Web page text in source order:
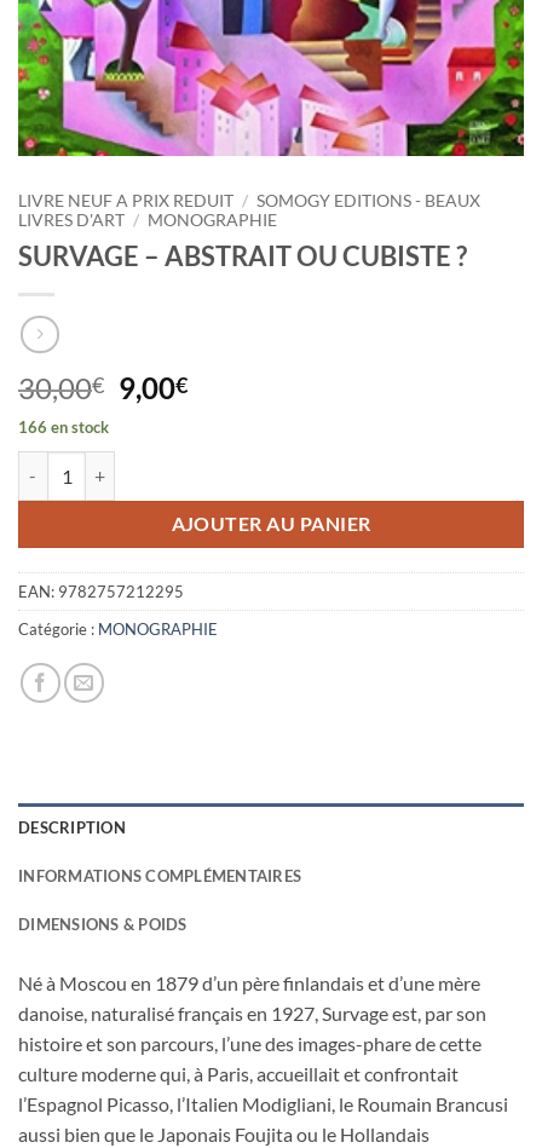
LIVRE NEUF A PRIX REDUIT / SOMOGY EDITIONS - BEAUX
LIVRES D'ART / MONOGRAPHIE
SURVAGE – ABSTRAIT OU CUBISTE ?
30,00€ Le
prix
30,00€.
9,00€Le
9,00€.
166 en stock
AJOUTER AU PANIER
EAN: 9782757212295
Catégorie : MONOGRAPHIE
DESCRIPTION
INFORMATIONS COMPLÉMENTAIRES
DIMENSIONS & POIDS
Né à Moscou en 1879 d’un père finlandais et d’une mère
danoise, naturalisé français en 1927, Survage est, par son
histoire et son parcours, l’une des images-phare de cette
culture moderne qui, à Paris, accueillait et confrontait
l’Espagnol Picasso, l’Italien Modigliani, le Roumain Brancusi
aussi bien que le Japonais Foujita ou le Hollandais